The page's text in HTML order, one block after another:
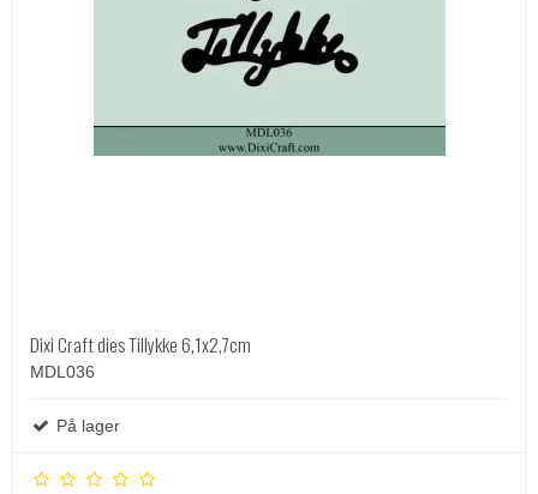
Dixi Craft dies Tillykke 6,1x2,7cm
MDL036
På lager